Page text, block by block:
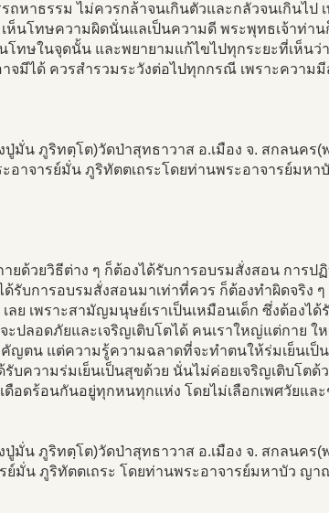
ถหาธรรม ไม่ควรกล้าจนเกินตัวและกลัวจนเกินไป
ห็นโทษความผิดนั่นแลเป็นความดี พระพุทธเจ้าท่าน
โทษในจุดนั้น และพยายามแก้ไขไปทุกระยะที่เห็นว่
จมีได้ ควรสำรวมระวังต่อไปทุกกรณี เพราะความ
ปู่มั่น ภูริทตฺโต)วัดป่าสุทธาวาส อ.เมือง จ. สกลนคร
อาจารย์มั่น ภูริทัตตเถระโดยท่านพระอาจารย์มห
ยด้วยวิธีต่าง ๆ ก็ต้องได้รับการอบรมสั่งสอน การป
รับการอบรมสั่งสอนมาเท่าที่ควร ก็ต้องทำผิดจริง ๆ
ลย เพราะสามัญมนุษย์เราเป็นเหมือนเด็ก ซึ่งต้องไ
ปลอดภัยและเจริญเติบโตได้ คนเราใหญ่แต่กาย
ญตน แต่ความรู้ความฉลาดที่จะทำตนให้ร่มเย็นเป็
บความร่มเย็นเป็นสุขด้วย นั่นไม่ค่อยเจริญเติบโต
ดือดร้อนกันอยู่ทุกหนทุกแห่ง โดยไม่เลือกเพศวัยแล
ปู่มั่น ภูริทตฺโต)วัดป่าสุทธาวาส อ.เมือง จ. สกลนค
ย์มั่น ภูริทัตตเถระ โดยท่านพระอาจารย์มหาบัว ญ